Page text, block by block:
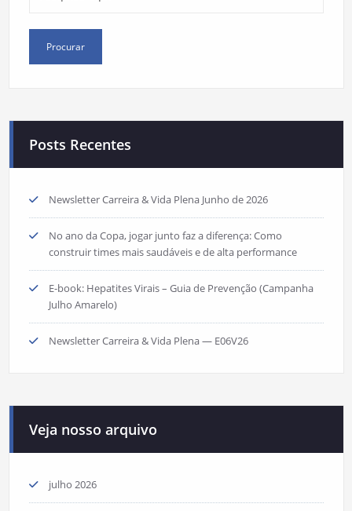
Posts Recentes
Newsletter Carreira & Vida Plena Junho de 2026
No ano da Copa, jogar junto faz a diferença: Como
construir times mais saudáveis e de alta performance
E-book: Hepatites Virais – Guia de Prevenção (Campanha
Julho Amarelo)
Newsletter Carreira & Vida Plena — E06V26
Veja nosso arquivo
julho 2026